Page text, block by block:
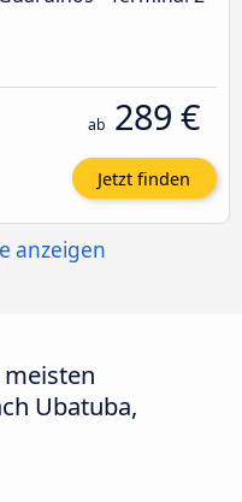
ab 289 €
Jetzt finden
anzeigen
Ubatuba,